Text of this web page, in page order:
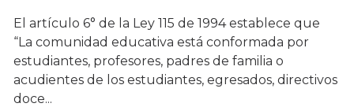
El artículo 6° de la Ley 115 de 1994 establece que
“La comunidad educativa está conformada por
estudiantes, profesores, padres de familia o
acudientes de los estudiantes, egresados, directivos
doce...